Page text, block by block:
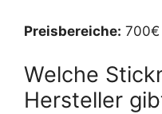
Preisbereiche:
Welche
Hersteller